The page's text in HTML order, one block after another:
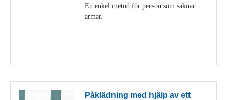
En enkel metod för person som saknar
armar.
Påklädning med hjälp av ett